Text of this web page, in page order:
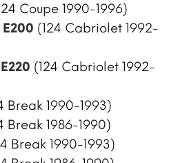
Coupe 1990-1996)
(124 Cabriolet 1992-
(124 Cabriolet 1992-
Break 1990-1993)
Break 1986-1990)
Break 1990-1993)